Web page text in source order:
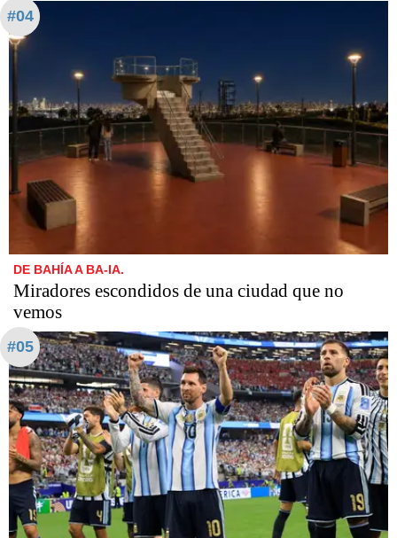
#04
DE BAHÍA A BA-IA.
Miradores escondidos de una ciudad que no
vemos
#05